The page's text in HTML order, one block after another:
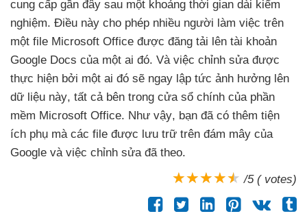
cung cấp gần đây sau một khoảng thời gian dài kiểm
nghiệm. Điều này cho phép nhiều người làm việc trên
một file Microsoft Office được đăng tải lên tài khoản
Google Docs của một ai đó. Và việc chỉnh sửa được
thực hiện bởi một ai đó sẽ ngay lập tức ảnh hưởng lên
dữ liệu này, tất cả bên trong cửa sổ chính của phần
mềm Microsoft Office. Như vậy, bạn đã có thêm tiện
ích phụ mà các file được lưu trữ trên đám mây của
Google và việc chỉnh sửa đã theo.
/5 ( votes)